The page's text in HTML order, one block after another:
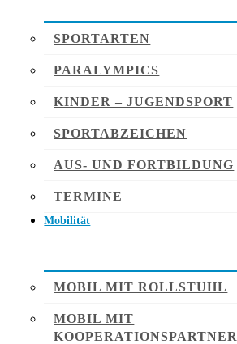
SPORTARTEN
PARALYMPICS
KINDER – JUGENDSPORT
SPORTABZEICHEN
AUS- UND FORTBILDUNG
TERMINE
Mobilität
MOBIL MIT ROLLSTUHL
MOBIL MIT
KOOPERATIONSPARTNER